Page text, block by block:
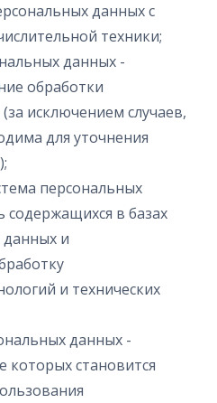
данных с
техники;
данных -
обработки
исключением случаев,
для уточнения
персональных
содержащихся в базах
и
и технических
данных -
которых становится